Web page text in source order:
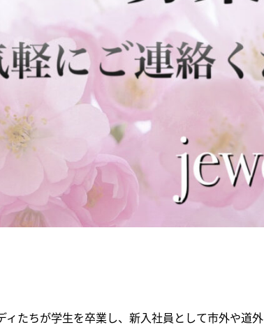
ィたちが学生を卒業し、新入社員として市外や道